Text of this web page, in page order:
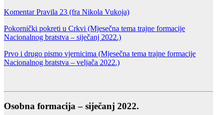
Komentar Pravila 23 (fra Nikola Vukoja)
Pokornički pokreti u Crkvi (Mjesečna tema trajne formacije
Nacionalnog bratstva – siječanj 2022.)
Prvo i drugo pismo vjernicima (Mjesečna tema trajne formacije
Nacionalnog bratstva – veljača 2022.)
Osobna formacija – siječanj 2022.